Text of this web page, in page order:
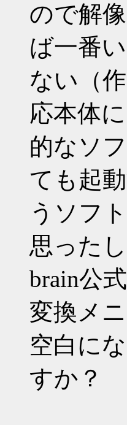
ので解
ば一番
ない（
応本体
的なソ
ても起
うソフ
思った
brain公
変換メ
空白に
すか？